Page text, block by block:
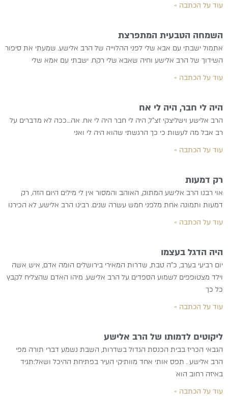
עוד על הכתבה »
השמחה הטבעית המתפרצת
אתמול ישבתי עם אבא שלי לפני ההלוייה של הרב אלישע. שמעתי את סיפור
השידוך של הרב אלישע וחיה שאבא שלי רקח. ישבתי עם אמא שלי
עוד על הכתבה »
היה לי חבר, היה לי אח
הרב אלישע וישליצקי זצ”ל, היה לי חבר היה לי אח. אה…ככה לא מדברים על
רב אבל מה לעשות כי כך הרגשתי שהוא היה לי ואני
עוד על הכתבה »
רק דמעות
אוי רבנו הרב אלישע המתוק, האוהב והמסור אין לי מילים היום הזה, רק
דמעות ותמונה אחת מלפני חמש עשרה שנים. רבינו הרב אלישע, לא הכירנו
עוד על הכתבה »
היה הדגל בעצמו
יום רביעי בערב, כ”ה טבת, שדרות המאירי בירושלים הומה אדם, איש אשה
וילד מצטופפים לשמוע הספדים על הרב אלישע. מיהו האדם שהצליח לקבץ
כל כך
עוד על הכתבה »
ליקוטים לדמותו של הרב אלישע
הגבאי הכריז בבית הכנסת הגדול בשדרות, השבת נשמע דברי תורה מפי
הרב אלישע . תפס אותי אחד מוותיקי העיר בפתיחת ההיכל ושאל:תגיד
באיזה רחוב הוא
עוד על הכתבה »